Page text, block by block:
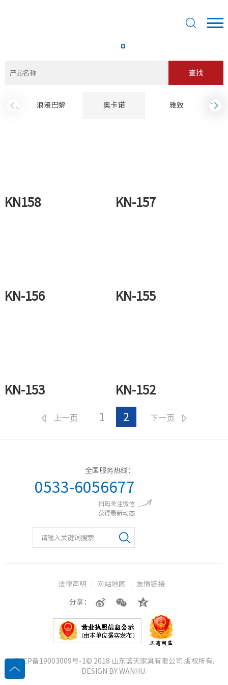
查找
浪漫巴黎 奥卡诺 雅致
‹
›
KN158 KN-157
KN-156 KN-155
KN-153 KN-152
上一页 1 2 下一页
全国服务热线：
0533-6056677
扫码关注微信
获得最新动态
法律声明 网站地图 友情链接
分享：
鲁ICP备19003009号-1 © 2018 山东蓝天家具有限公司 版权所有.
DESIGN BY WANHU.